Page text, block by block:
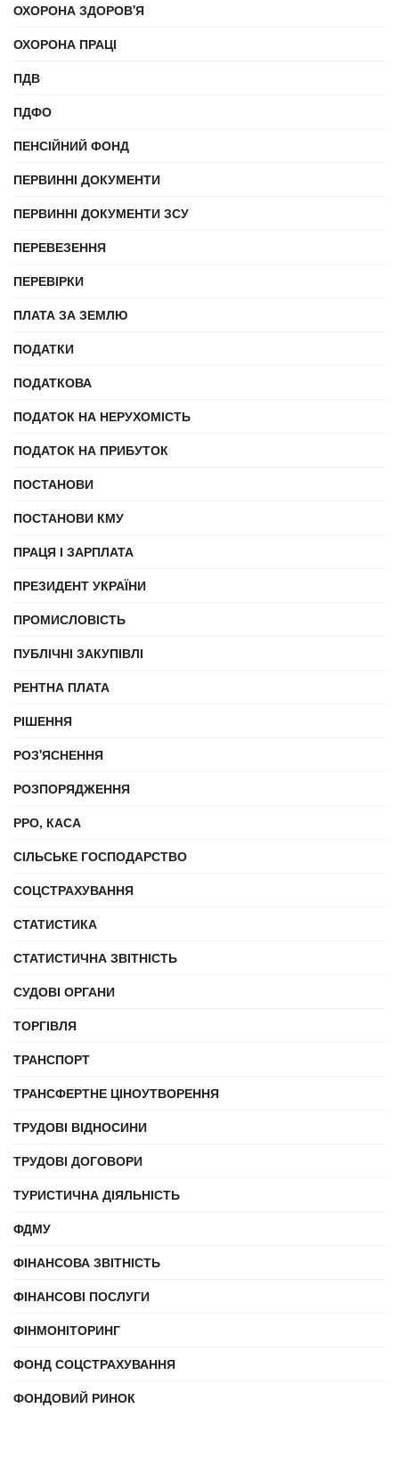
ОХОРОНА ЗДОРОВ'Я
ОХОРОНА ПРАЦІ
ПДВ
ПДФО
ПЕНСІЙНИЙ ФОНД
ПЕРВИННІ ДОКУМЕНТИ
ПЕРВИННІ ДОКУМЕНТИ ЗСУ
ПЕРЕВЕЗЕННЯ
ПЕРЕВІРКИ
ПЛАТА ЗА ЗЕМЛЮ
ПОДАТКИ
ПОДАТКОВА
ПОДАТОК НА НЕРУХОМІСТЬ
ПОДАТОК НА ПРИБУТОК
ПОСТАНОВИ
ПОСТАНОВИ КМУ
ПРАЦЯ І ЗАРПЛАТА
ПРЕЗИДЕНТ УКРАЇНИ
ПРОМИСЛОВІСТЬ
ПУБЛІЧНІ ЗАКУПІВЛІ
РЕНТНА ПЛАТА
РІШЕННЯ
РОЗ'ЯСНЕННЯ
РОЗПОРЯДЖЕННЯ
РРО, КАСА
СІЛЬСЬКЕ ГОСПОДАРСТВО
СОЦСТРАХУВАННЯ
СТАТИСТИКА
СТАТИСТИЧНА ЗВІТНІСТЬ
СУДОВІ ОРГАНИ
ТОРГІВЛЯ
ТРАНСПОРТ
ТРАНСФЕРТНЕ ЦІНОУТВОРЕННЯ
ТРУДОВІ ВІДНОСИНИ
ТРУДОВІ ДОГОВОРИ
ТУРИСТИЧНА ДІЯЛЬНІСТЬ
ФДМУ
ФІНАНСОВА ЗВІТНІСТЬ
ФІНАНСОВІ ПОСЛУГИ
ФІНМОНІТОРИНГ
ФОНД СОЦСТРАХУВАННЯ
ФОНДОВИЙ РИНОК